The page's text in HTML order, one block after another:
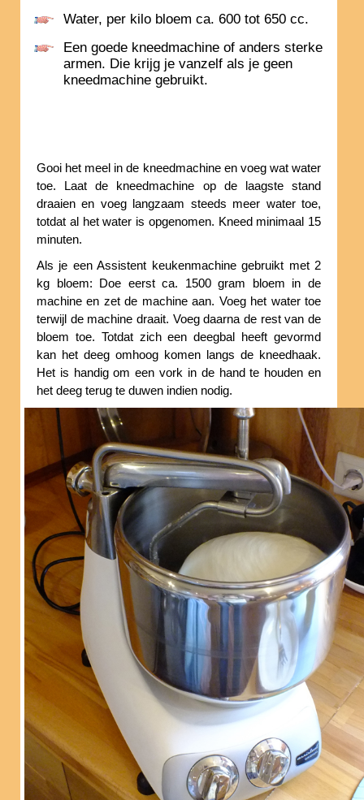
Water, per kilo bloem ca. 600 tot 650 cc.
Een goede kneedmachine of anders sterke
armen. Die krijg je vanzelf als je geen
kneedmachine gebruikt.
Gooi het meel in de kneedmachine en voeg wat water
toe. Laat de kneedmachine op de laagste stand
draaien en voeg langzaam steeds meer water toe,
totdat al het water is opgenomen. Kneed minimaal 15
minuten.
Als je een Assistent keukenmachine gebruikt met 2
kg bloem: Doe eerst ca. 1500 gram bloem in de
machine en zet de machine aan. Voeg het water toe
terwijl de machine draait. Voeg daarna de rest van de
bloem toe. Totdat zich een deegbal heeft gevormd
kan het deeg omhoog komen langs de kneedhaak.
Het is handig om een vork in de hand te houden en
het deeg terug te duwen indien nodig.